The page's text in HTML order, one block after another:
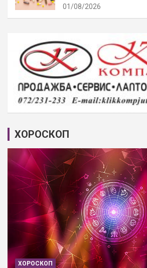
01/08/2026
ХОРОСКОП
ХОРОСКОП